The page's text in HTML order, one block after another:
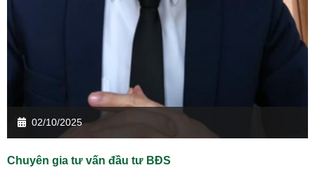
02/10/2025
Chuyên gia tư vấn đầu tư BĐS